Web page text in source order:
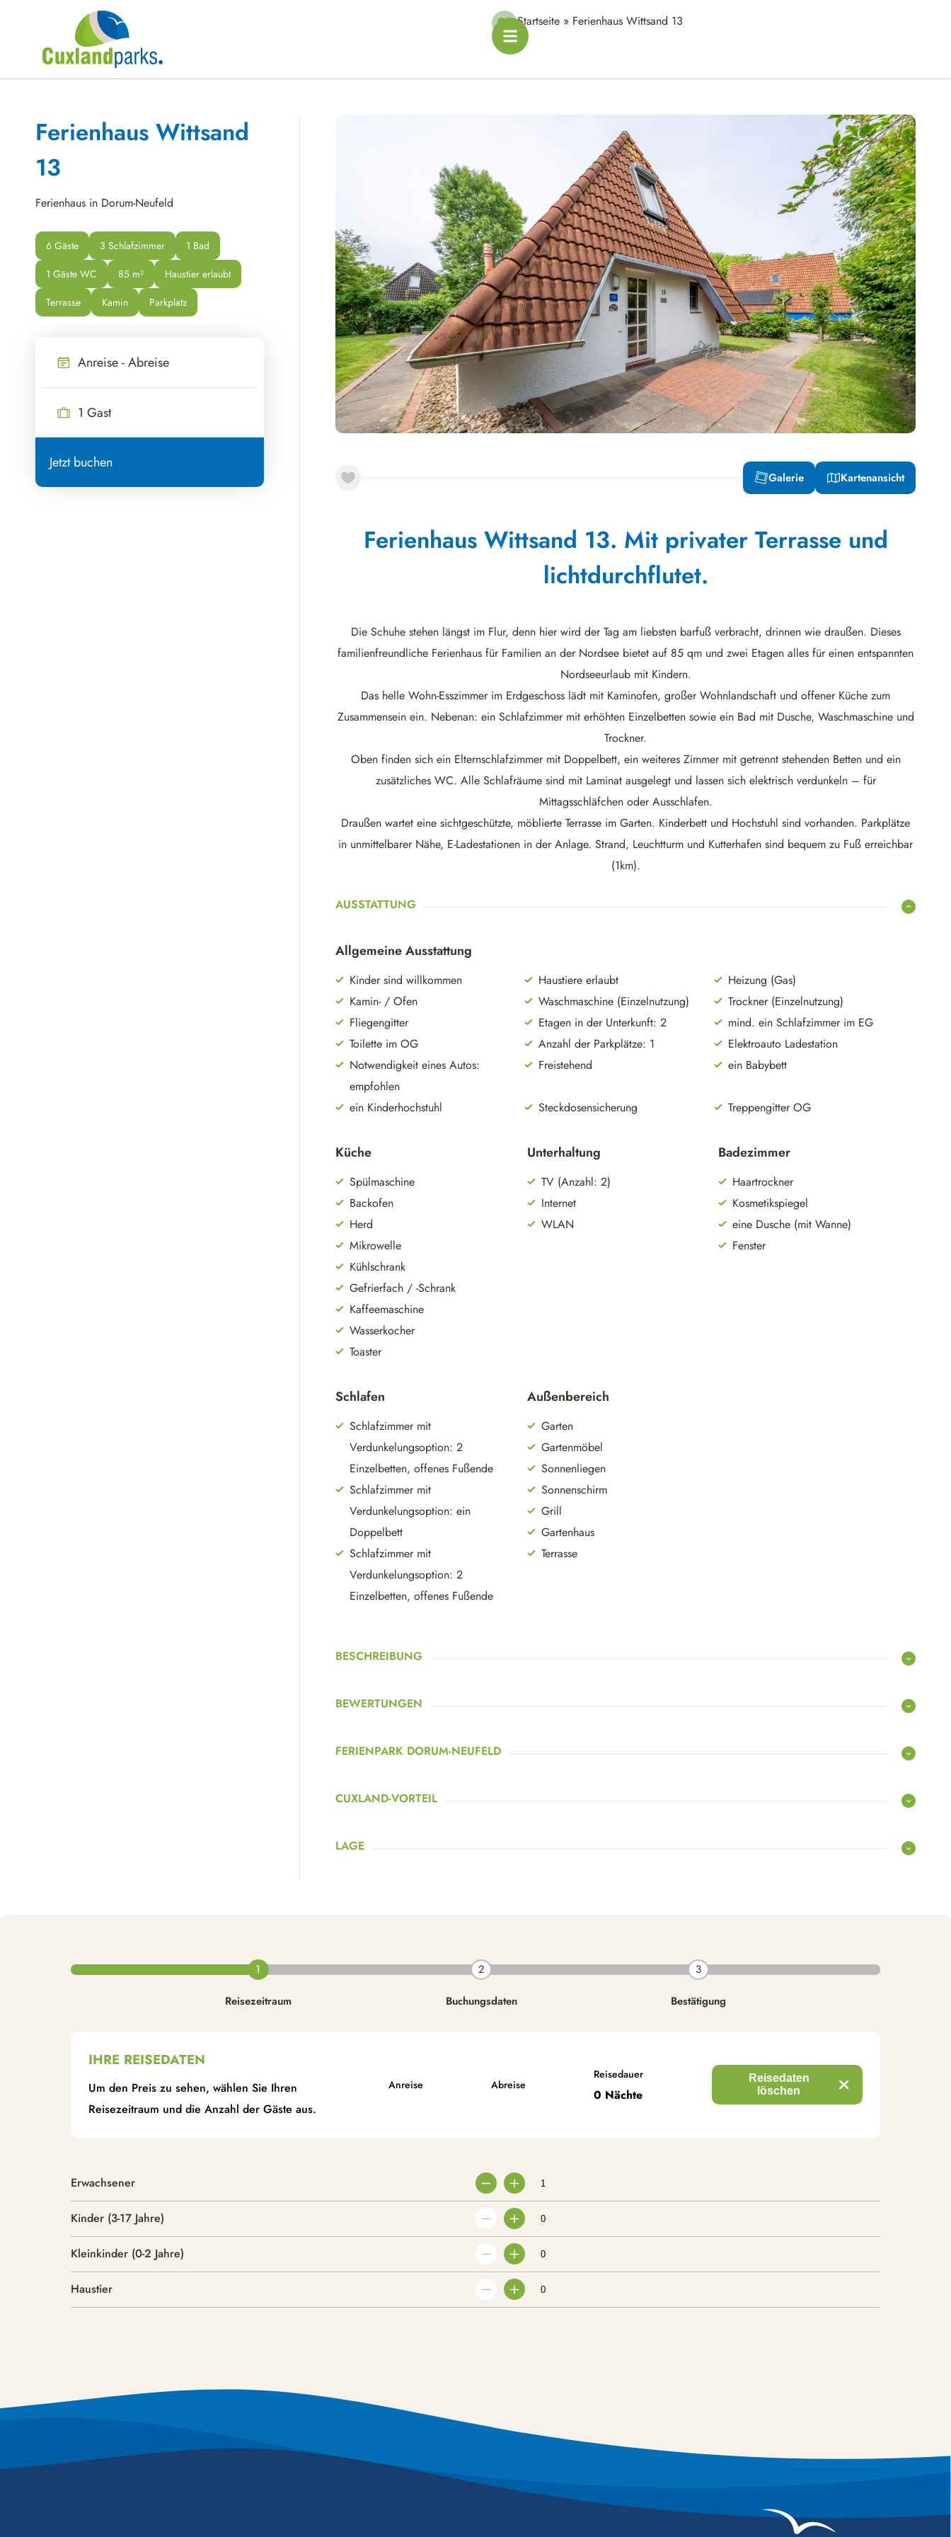
Startseite» Ferienhaus Wittsand 13
Ferienhaus Wittsand
13
Ferienhaus in Dorum-Neufeld
6 Gäste 3 Schlafzimmer
1 Bad
1 Gäste WC
85 m²
Haustier erlaubt
Terrasse
Kamin Parkplatz
Galerie Kartenansicht
Ferienhaus Wittsand 13. Mit privater Terrasse und
lichtdurchflutet.
Die Schuhe stehen längst im Flur, denn hier wird der Tag am liebsten barfuß verbracht, drinnen wie draußen. Dieses
familienfreundliche Ferienhaus für Familien an der Nordsee bietet auf 85 qm und zwei Etagen alles für einen entspannten
Nordseeurlaub mit Kindern.
Das helle Wohn-Esszimmer im Erdgeschoss lädt mit Kaminofen, großer Wohnlandschaft und offener Küche zum
Zusammensein ein. Nebenan: ein Schlafzimmer mit erhöhten Einzelbetten sowie ein Bad mit Dusche, Waschmaschine und
Trockner.
Oben finden sich ein Elternschlafzimmer mit Doppelbett, ein weiteres Zimmer mit getrennt stehenden Betten und ein
zusätzliches WC. Alle Schlafräume sind mit Laminat ausgelegt und lassen sich elektrisch verdunkeln – für
Mittagsschläfchen oder Ausschlafen.
Draußen wartet eine sichtgeschützte, möblierte Terrasse im Garten. Kinderbett und Hochstuhl sind vorhanden. Parkplätze
in unmittelbarer Nähe, E-Ladestationen in der Anlage. Strand, Leuchtturm und Kutterhafen sind bequem zu Fuß erreichbar
(1km).
AUSSTATTUNG
Allgemeine Ausstattung
Kinder sind willkommen Haustiere erlaubt
Heizung (Gas)
Kamin- / Ofen
Waschmaschine (Einzelnutzung)
Trockner (Einzelnutzung)
Fliegengitter
Etagen in der Unterkunft: 2
mind. ein Schlafzimmer im EG
Toilette im OG
Anzahl der Parkplätze: 1
Elektroauto Ladestation
Notwendigkeit eines Autos:
empfohlen
Freistehend ein Babybett
ein Kinderhochstuhl Steckdosensicherung Treppengitter OG
Küche
Spülmaschine
Backofen
Herd
Mikrowelle
Kühlschrank
Gefrierfach / -Schrank
Kaffeemaschine
Wasserkocher
Toaster
Unterhaltung
TV (Anzahl: 2)
Internet
WLAN
Badezimmer
Haartrockner
Kosmetikspiegel
eine Dusche (mit Wanne)
Fenster
Schlafen
Schlafzimmer mit
Verdunkelungsoption: 2
Einzelbetten, offenes Fußende
Schlafzimmer mit
Verdunkelungsoption: ein
Doppelbett
Schlafzimmer mit
Verdunkelungsoption: 2
Einzelbetten, offenes Fußende
Außenbereich
Garten
Gartenmöbel
Sonnenliegen
Sonnenschirm
Grill
Gartenhaus
Terrasse
BESCHREIBUNG
BEWERTUNGEN
FERIENPARK DORUM-NEUFELD
CUXLAND-VORTEIL
LAGE